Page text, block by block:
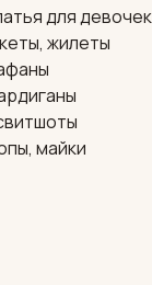
для девочек
жилеты
майки